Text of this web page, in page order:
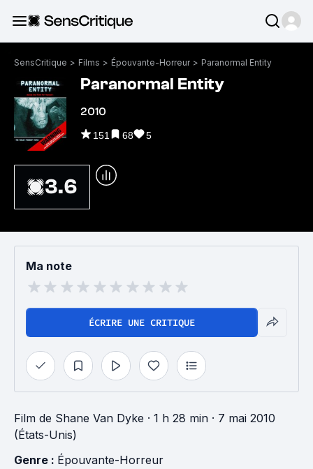
SensCritique > Films > Épouvante-Horreur > Paranormal Entity
Paranormal Entity
2010
151 68 5
3.6
Ma note
ÉCRIRE UNE CRITIQUE
Film de Shane Van Dyke · 1 h 28 min · 7 mai 2010
(États-Unis)
Genre : Épouvante-Horreur